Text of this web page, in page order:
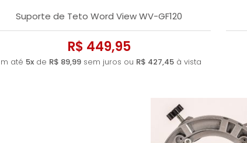
Suporte de Teto Word View WV-GF120
R$ 449,95
até 5xde R$ 89,99sem juros ou R$ 427,45à vista